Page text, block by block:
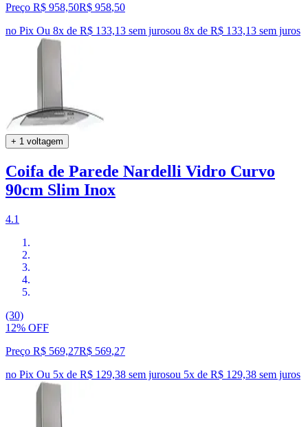
Preço R$ 958,50R$ 958,50
no Pix Ou 8x de R$ 133,13 sem jurosou 8x de R$ 133,13 sem juros
+ 1 voltagem
Coifa de Parede Nardelli Vidro Curvo
90cm Slim Inox
4.1
(30)
12% OFF
Preço R$ 569,27R$ 569,27
no Pix Ou 5x de R$ 129,38 sem jurosou 5x de R$ 129,38 sem juros